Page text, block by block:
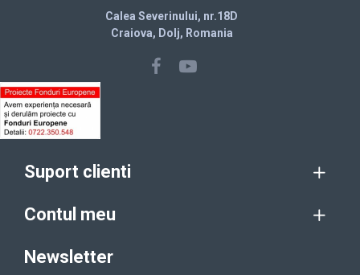
Calea Severinului, nr.18D
Craiova, Dolj, Romania
Suport clienti
Contul meu
Newsletter